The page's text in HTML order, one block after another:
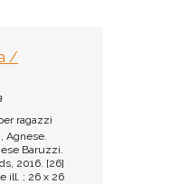
/
ragazzi
Agnese.
Baruzzi.
2016. [26]
ill. ; 26 x 26